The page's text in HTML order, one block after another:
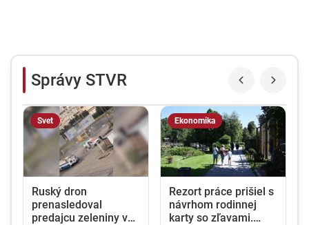
Správy STVR
Svet
Ruský dron
prenasledoval
predajcu zeleniny v
Ekonomika
Rezort práce prišiel s
návrhom rodinnej
karty so zľavami.